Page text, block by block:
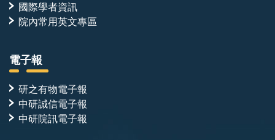
國際學者資訊
院內常用英文專區
電子報
研之有物電子報
中研誠信電子報
中研院訊電子報